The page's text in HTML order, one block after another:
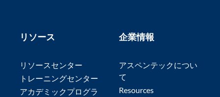
リソース
リソースセンター
トレーニングセンター
アカデミックプログラ
企業情報
アスペンテックについ
て
Resources